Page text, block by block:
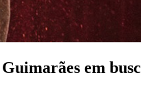
em